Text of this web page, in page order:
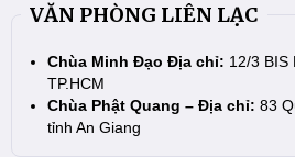
VĂN PHÒNG LIÊN LẠC
Chùa Minh Đạo Địa chỉ: 12/3 BIS
TP.HCM
Chùa Phật Quang – Địa chỉ: 83
tỉnh An Giang